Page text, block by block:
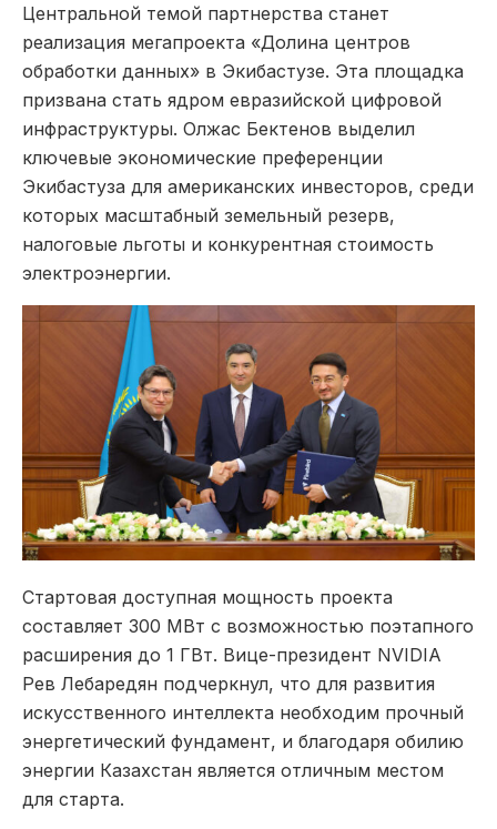
Центральной темой партнерства станет
реализация мегапроекта «Долина центров
обработки данных» в Экибастузе. Эта площадка
призвана стать ядром евразийской цифровой
инфраструктуры. Олжас Бектенов выделил
ключевые экономические преференции
Экибастуза для американских инвесторов, среди
которых масштабный земельный резерв,
налоговые льготы и конкурентная стоимость
электроэнергии.
Стартовая доступная мощность проекта
составляет 300 МВт с возможностью поэтапного
расширения до 1 ГВт. Вице-президент NVIDIA
Рев Лебаредян подчеркнул, что для развития
искусственного интеллекта необходим прочный
энергетический фундамент, и благодаря обилию
энергии Казахстан является отличным местом
для старта.